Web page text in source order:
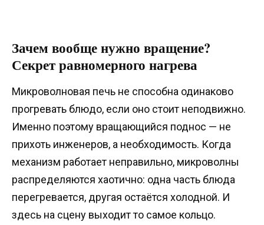
Зачем вообще нужно вращение?
Секрет равномерного нагрева
Микроволновая печь не способна одинаково
прогревать блюдо, если оно стоит неподвижно.
Именно поэтому вращающийся поднос — не
прихоть инженеров, а необходимость. Когда
механизм работает неправильно, микроволны
распределяются хаотично: одна часть блюда
перегревается, другая остаётся холодной. И
здесь на сцену выходит то самое кольцо.